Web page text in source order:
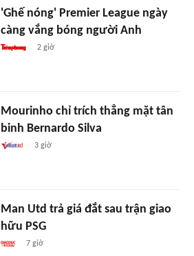
'Ghế nóng' Premier League ngày
càng vắng bóng người Anh
2 giờ
Mourinho chỉ trích thẳng mặt tân
binh Bernardo Silva
3 giờ
Man Utd trả giá đắt sau trận giao
hữu PSG
7 giờ